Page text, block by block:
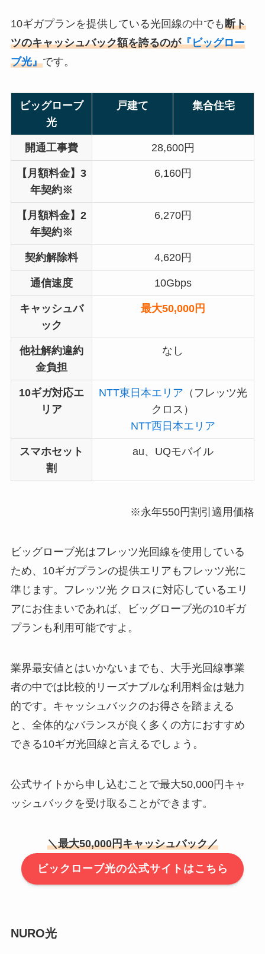
10ギガプランを提供している光回線の中でも断ト
ツのキャッシュバック額を誇るのが『ビッグロー
ブ光』です。
ビッグローブ
光
戸建て 集合住宅
開通工事費 28,600円
【月額料金】3
年契約※
6,160円
【月額料金】2
年契約※
6,270円
契約解除料 4,620円
通信速度 10Gbps
キャッシュバ
ック
最大50,000円
他社解約違約
金負担
なし
10ギガ対応エ
リア
NTT東日本エリア （フレッツ光
クロス）
NTT西日本エリア
スマホセット
割
au、UQモバイル
※永年550円割引適用価格
ビッグローブ光はフレッツ光回線を使用している
ため、10ギガプランの提供エリアもフレッツ光に
準じます。フレッツ光 クロスに対応しているエリ
アにお住まいであれば、ビッグローブ光の10ギガ
プランも利用可能ですよ。
業界最安値とはいかないまでも、大手光回線事業
者の中では比較的リーズナブルな利用料金は魅力
的です。キャッシュバックのお得さを踏まえる
と、全体的なバランスが良く多くの方におすすめ
できる10ギガ光回線と言えるでしょう。
公式サイトから申し込むことで最大50,000円キャ
ッシュバックを受け取ることができます。
＼最大50,000円キャッシュバック／
ビックローブ光の公式サイトはこちら
NURO光